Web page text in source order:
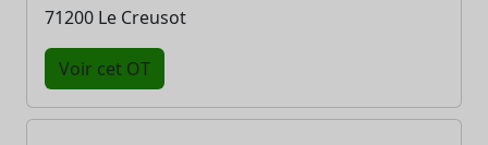
71200 Le Creusot
Voir cet OT